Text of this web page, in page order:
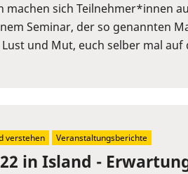
sich Teilnehmer*innen
Seminar, der so genannten
und Mut, euch selber mal auf
in Island -
verstehen Veranstaltungsberichte